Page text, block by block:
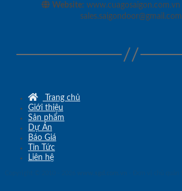
Website: www.cuagosaigon.com.vn
sales.saigondoor@gmail.com
Trang chủ
Giới thiệu
Sản phẩm
Dự Án
Báo Giá
Tin Tức
Liên hệ